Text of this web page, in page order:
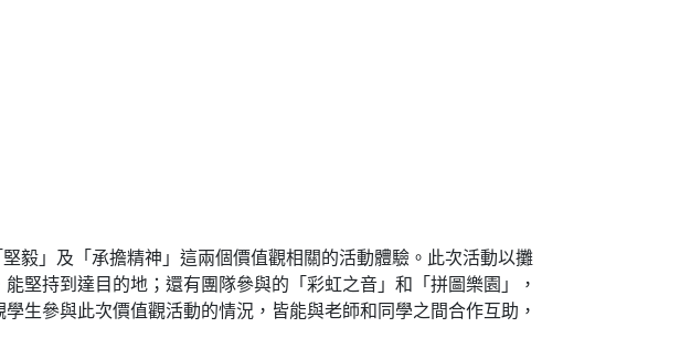
毅」及「承擔精神」這兩個價值觀相關的活動體驗。此次活動以攤
堅持到達目的地；還有團隊參與的「彩虹之音」和「拼圖樂園」，
生參與此次價值觀活動的情況，皆能與老師和同學之間合作互助，